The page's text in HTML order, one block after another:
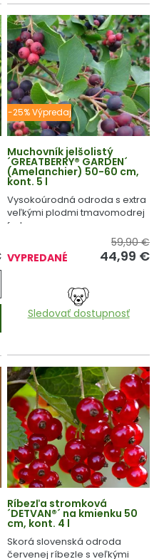
-25% Výpredaj
Muchovník jelšolistý
´GREATBERRY® GARDEN´
(Amelanchier) 50-60 cm,
kont. 5 l
Vysokoúrodná odroda s extra
veľkými plodmi tmavomodrej
farby.
VYPREDANÉ
59,90 €
44,99 €
Sledovať dostupnosť
Ríbezľa stromková
´DETVAN®´ na kmienku 50
cm, kont. 4 l
Skorá slovenská odroda
červenej ríbezle s veľkými